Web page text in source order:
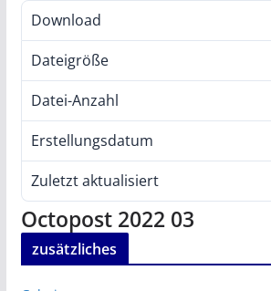
Download
Dateigröße
Datei-Anzahl
Erstellungsdatum
Zuletzt aktualisiert
Octopost 2022 03
zusätzliches